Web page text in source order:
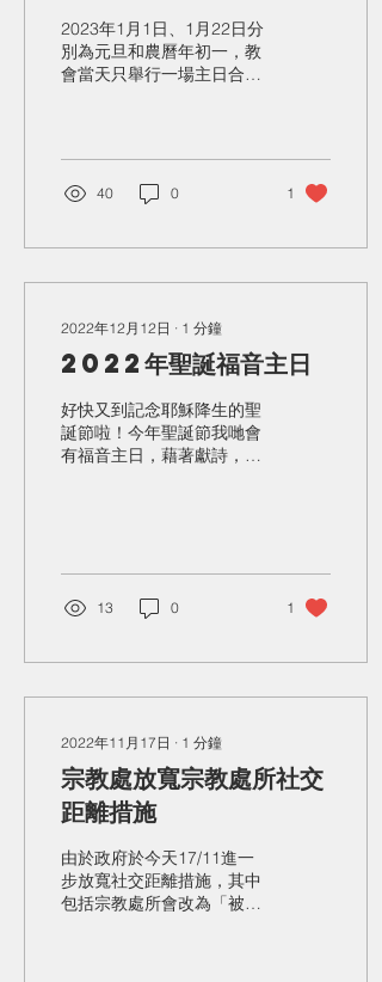
2023年1月1日、1月22日分
別為元旦和農曆年初一，教
會當天只舉行一場主日合堂
40 0 1
2022年12月12日 ∙ 1 分鐘
2022年聖誕福音主日
好快又到記念耶穌降生的聖
誕節啦！今年聖誕節我哋會
有福音主日，藉著獻詩，見
放，被破壞的關係得到修
人和朋友出席「為了愛」聖
的人也能經歷耶...
13 0 1
2022年11月17日 ∙ 1 分鐘
宗教處放寬宗教處所社交
距離措施
由於政府於今天17/11進一
步放寬社交距離措施，其中
包括宗教處所會改為「被動